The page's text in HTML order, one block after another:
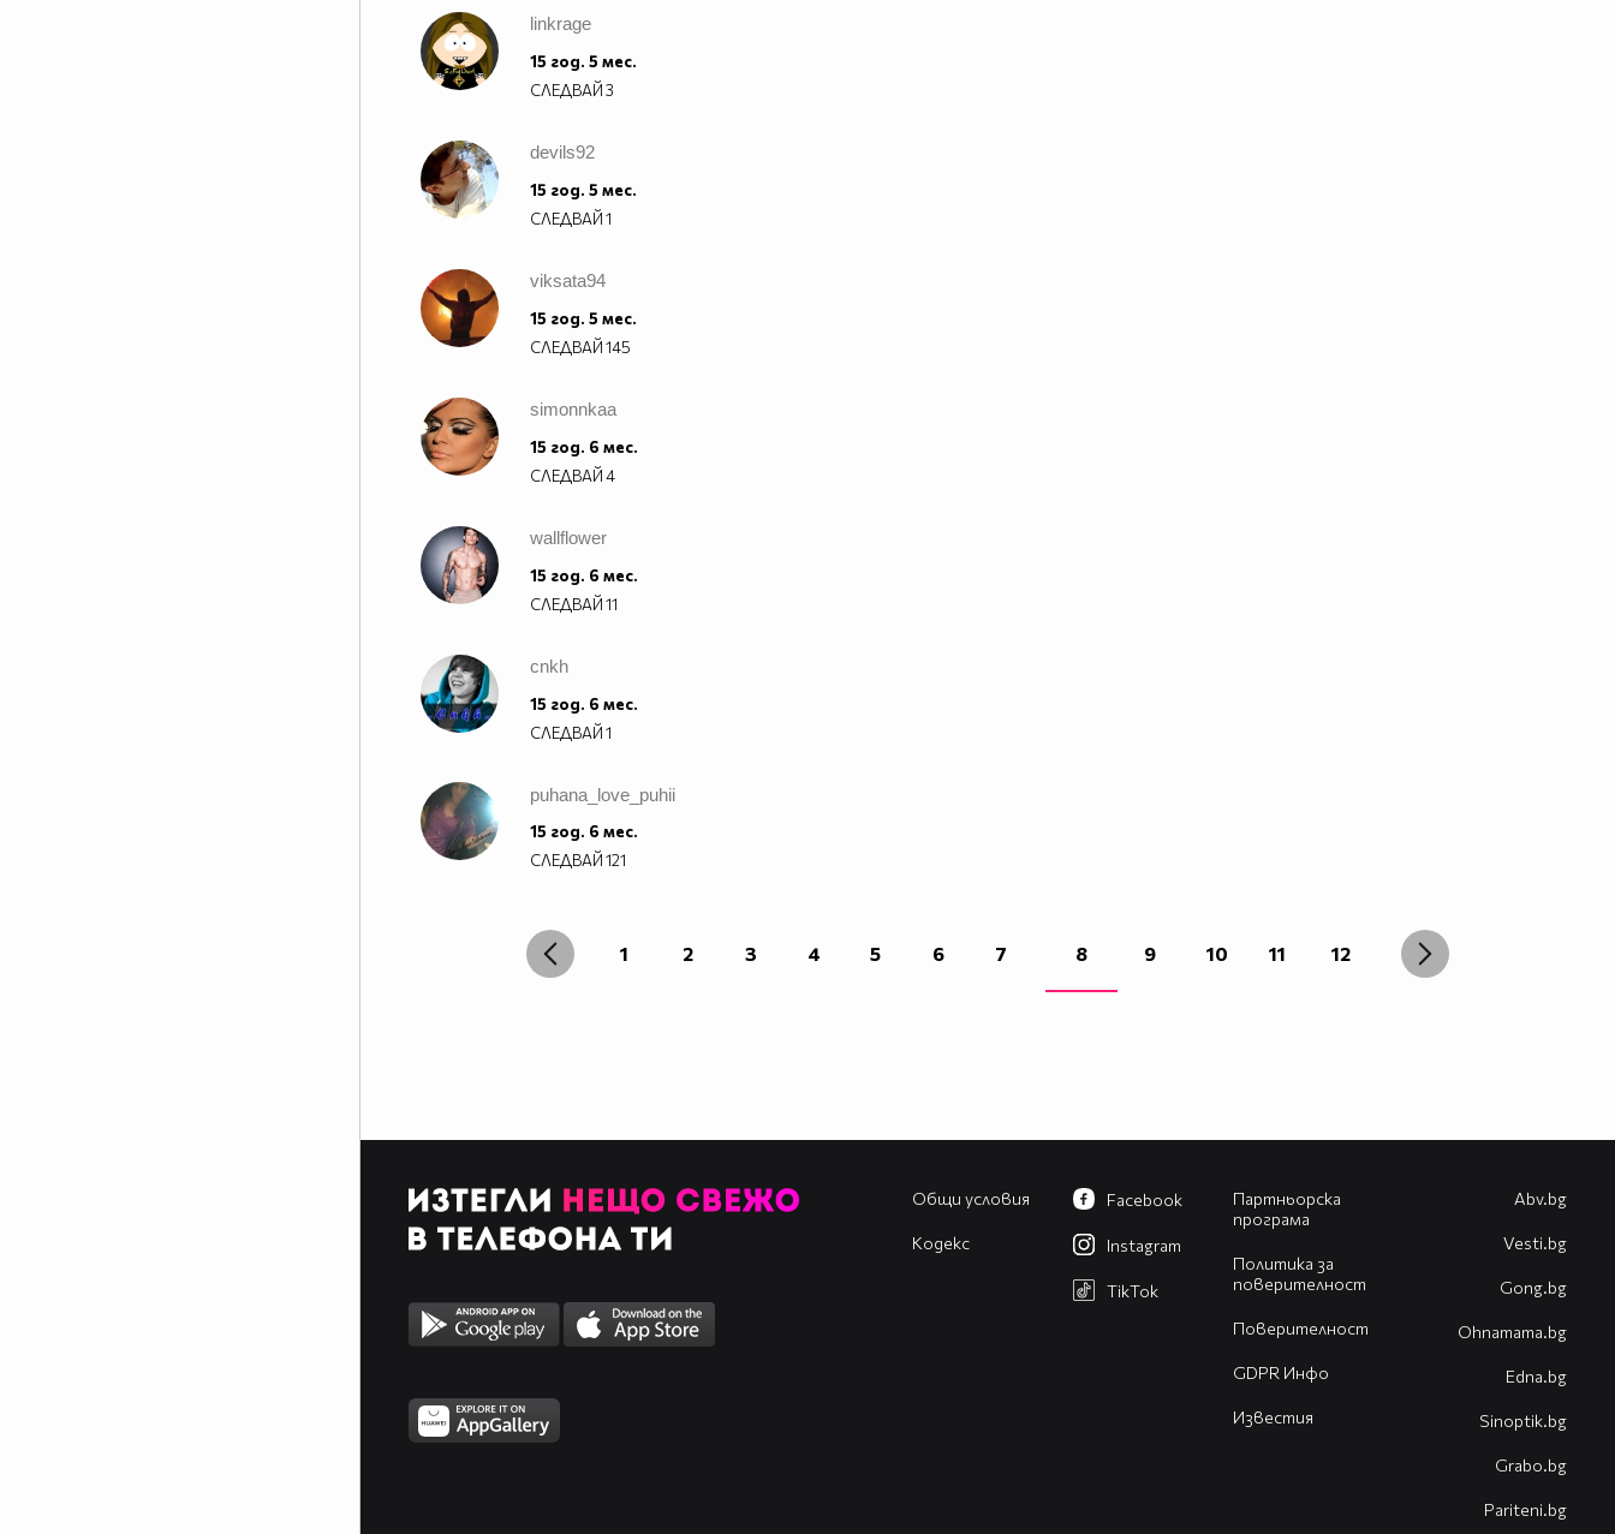
linkrage
15 год. 5 мес.
СЛЕДВАЙ3
devils92
15 год. 5 мес.
СЛЕДВАЙ1
viksata94
15 год. 5 мес.
СЛЕДВАЙ145
simonnkaa
15 год. 6 мес.
СЛЕДВАЙ4
wallflower
15 год. 6 мес.
СЛЕДВАЙ11
cnkh
15 год. 6 мес.
СЛЕДВАЙ1
puhana_love_puhii
15 год. 6 мес.
СЛЕДВАЙ121
1 2 3 4 5 6 7 8 9 10 11 12
Общи условия
Кодекс
Партньорска
програма
Политика за
поверителност
Поверителност
GDPR Инфо
Известия
Facebook
Instagram
TikTok
Abv.bg
Vesti.bg
Gong.bg
Оhnamama.bg
Edna.bg
Sinoptik.bg
Grabo.bg
Pariteni.bg